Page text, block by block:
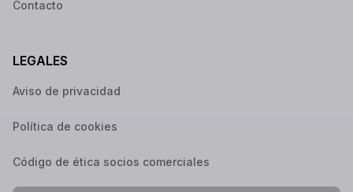
Contacto
LEGALES
Aviso de privacidad
Política de cookies
Código de ética socios comerciales